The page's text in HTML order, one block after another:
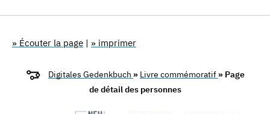
» Écouter la page | » imprimer
Digitales Gedenkbuch » Livre commémoratif » Page
de détail des personnes